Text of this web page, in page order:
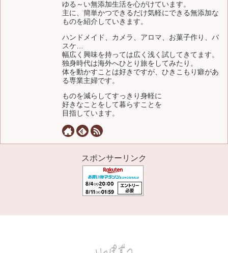
ゆる～い無添加生活を心がけています。
主に、簡単かつできるだけ気軽にできる無添加な
ものを紹介していきます。
ハンドメイド、カメラ、アロマ、お菓子作り、バ
スケ…
幅広く興味を持っては広く浅く試してきてます。
独身時代は海外へひとり旅をしてみたり。
体を動かすことは好きですが、ひきこもり癖があ
る専業主婦です。
ものを減らしてすっきり身軽に
好きなことをして暮らすことを
目指しています。
スポンサーリンク